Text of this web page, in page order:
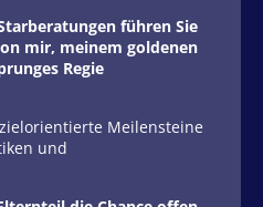
führen Sie
mir, meinem goldenen
Regie
Meilensteine
und